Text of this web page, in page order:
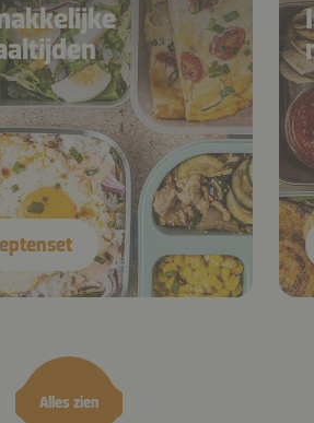
Alles zien